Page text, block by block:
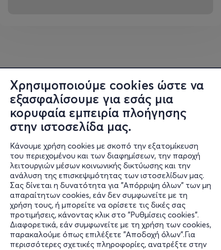
Χρησιμοποιούμε cookies ώστε να
εξασφαλίσουμε για εσάς μια
κορυφαία εμπειρία πλοήγησης
στην ιστοσελίδα μας.
Κάνουμε χρήση cookies με σκοπό την εξατομίκευση
του περιεχομένου και των διαφημίσεων, την παροχή
λειτουργιών μέσων κοινωνικής δικτύωσης και την
ανάλυση της επισκεψιμότητας των ιστοσελίδων μας.
Σας δίνεται η δυνατότητα για "Απόρριψη όλων" των μη
απαραίτητων cookies, εάν δεν συμφωνείτε με τη
χρήση τους, ή μπορείτε να ορίσετε τις δικές σας
προτιμήσεις, κάνοντας κλικ στο "Ρυθμίσεις cookies".
Διαφορετικά, εάν συμφωνείτε με τη χρήση των cookies,
παρακαλούμε όπως επιλέξετε "Αποδοχή όλων".Για
περισσότερες σχετικές πληροφορίες, ανατρέξτε στην
Πληροφορίες
Υποστήριξη
Stay Connected